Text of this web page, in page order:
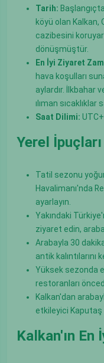
Tarih:
köyü olan Kalkan,
cazibesini
dönüşmüştür.
En İyi Ziyaret
hava koşulları
aylardır. İlkbahar
ılıman sıcaklıklar
Saat Dilimi:
Yerel İpuçları
Tatil sezonu
Havalimanı'nda
ayarlayın.
Yakındaki
ziyaret edin,
Arabayla 30
antik kalıntılarını
Yüksek sezonda
restoranları
Kalkan'dan
etkileyici Kaputaş
Kalkan'ın En